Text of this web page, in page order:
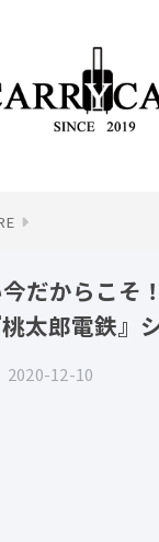
だからこそ
太郎電鉄』
2020-12-10